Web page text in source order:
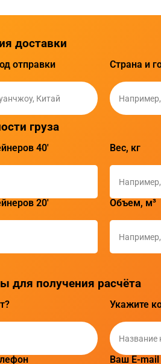
доставки
отправки Страна и
груза
40' Вес, кг
20' Объем, м³
для получения расчёта
Укажите
Ваш E-mail